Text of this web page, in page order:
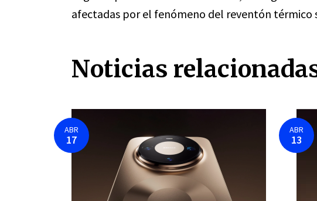
afectadas por el fenómeno del reventón térmico
Noticias
ABR
17
ABR
13